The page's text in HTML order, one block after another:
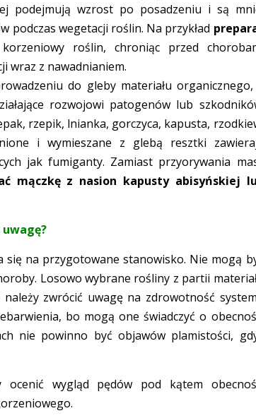
podejmują wzrost po posadzeniu i są
wegetacji roślin. Na przykład
roślin, chroniąc przed
wraz z nawadnianiem.
do gleby materiału
rozwojowi patogenów lub
rzepik, lnianka, gorczyca, kapusta,
i wymieszane z glebą resztki
jak fumiganty. Zamiast przyorywania
mączkę z nasion kapusty abisyńskiej
się na przygotowane stanowisko. Nie mogą
Losowo wybrane rośliny z partii
zwrócić uwagę na zdrowotność
bo mogą one świadczyć o
nie powinno być objawów plamistości,
wygląd pędów pod kątem